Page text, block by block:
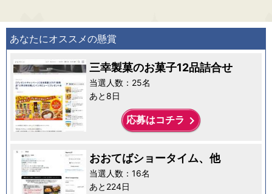
あなたにオススメの懸賞
三幸製菓のお菓子12品詰合せ
当選人数：25名
あと8日
応募はコチラ keyboard_arrow_right
おおてばショータイム、他
当選人数：16名
あと224日